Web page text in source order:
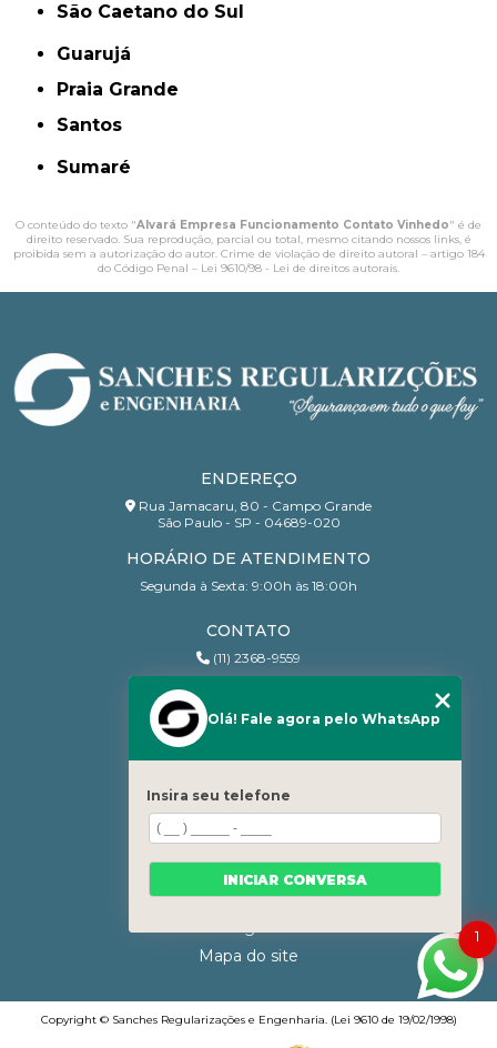
São Caetano do Sul
Guarujá
Praia Grande
Santos
Sumaré
O conteúdo do texto "Alvará Empresa Funcionamento Contato Vinhedo" é de
direito reservado. Sua reprodução, parcial ou total, mesmo citando nossos links, é
proibida sem a autorização do autor. Crime de violação de direito autoral – artigo 184
do Código Penal – Lei 9610/98 - Lei de direitos autorais.
ENDEREÇO
Rua Jamacaru, 80 - Campo Grande
São Paulo - SP - 04689-020
HORÁRIO DE ATENDIMENTO
Segunda à Sexta: 9:00h às 18:00h
CONTATO
(11) 2368-9559
contato@sanchesri.com.br
Quem Somos
Blog
Serviços
Contato
Mapa do site
Copyright © Sanches Regularizações e Engenharia. (Lei 9610 de 19/02/1998)
1
Olá! Fale agora pelo WhatsApp
Insira seu telefone
INICIAR CONVERSA